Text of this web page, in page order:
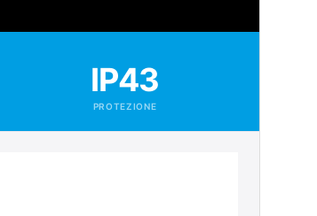
IP43
PROTEZIONE